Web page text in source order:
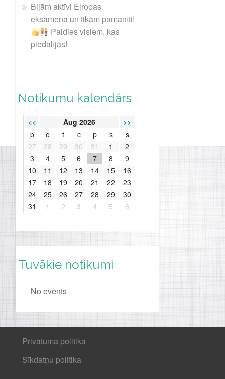
Bijām aktīvi Eiropas
eksāmenā un tikām pamanīti!
Paldies visiem, kas
piedalījās!
Notikumu kalendārs
<< Aug 2026
>>
p
o t c p s
s
27
28 29 30 31 1
2
3
4 5 6 7 8
9
10
11 12 13 14 15
16
17
18 19 20 21 22
23
24
25 26 27 28 29
30
31
1 2 3 4 5 6
Tuvākie notikumi
No events
Privātuma politika
Sīkdatņu politika